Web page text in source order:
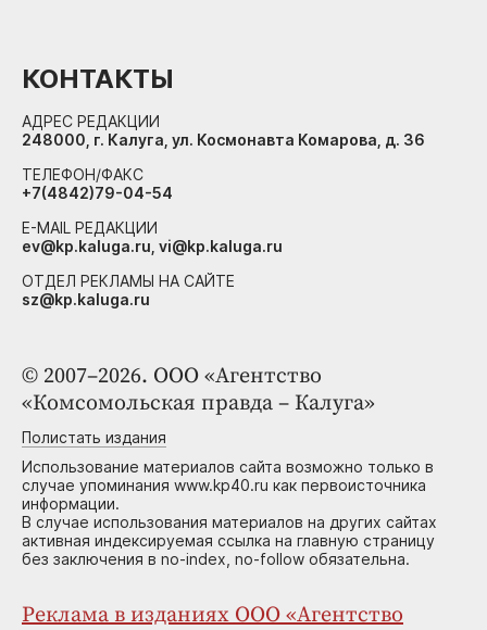
© 2007–2026. ООО «Агентство
«Комсомольская правда – Калуга»
Полистать издания
Использование материалов сайта возможно только в
случае упоминания www.kp40.ru как первоисточника
информации.
В случае использования материалов на других сайтах
активная индексируемая ссылка на главную страницу
без заключения в no-index, no-follow обязательна.
Реклама в изданиях ООО «Агентство
КОНТАКТЫ
АДРЕС РЕДАКЦИИ
248000, г. Калуга, ул. Космонавта Комарова, д. 36
ТЕЛЕФОН/ФАКС
+7(4842)79-04-54
E-MAIL РЕДАКЦИИ
ev@kp.kaluga.ru, vi@kp.kaluga.ru
ОТДЕЛ РЕКЛАМЫ НА САЙТЕ
sz@kp.kaluga.ru